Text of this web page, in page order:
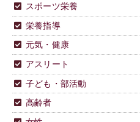
スポーツ栄養
栄養指導
元気・健康
アスリート
子ども・部活動
高齢者